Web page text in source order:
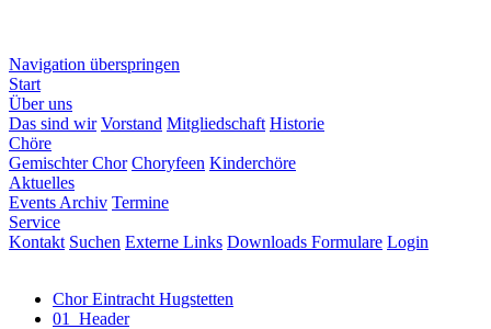
Navigation überspringen
Start
Über uns
Das sind wir Vorstand Mitgliedschaft Historie
Chöre
Gemischter Chor Choryfeen Kinderchöre
Aktuelles
Events Archiv Termine
Service
Kontakt Suchen Externe Links Downloads Formulare Login
Chor Eintracht Hugstetten
01_Header